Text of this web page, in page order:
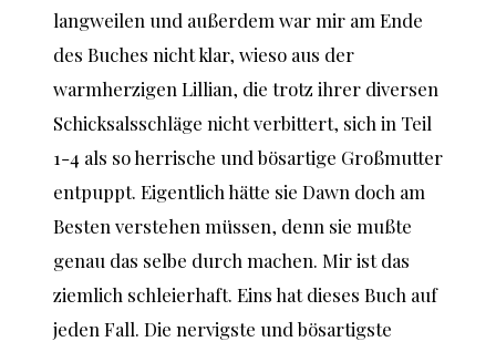
langweilen und außerdem war mir am Ende
des Buches nicht klar, wieso aus der
warmherzigen Lillian, die trotz ihrer diversen
Schicksalsschläge nicht verbittert, sich in Teil
1-4 als so herrische und bösartige Großmutter
entpuppt. Eigentlich hätte sie Dawn doch am
Besten verstehen müssen, denn sie mußte
genau das selbe durch machen. Mir ist das
ziemlich schleierhaft. Eins hat dieses Buch auf
jeden Fall. Die nervigste und bösartigste